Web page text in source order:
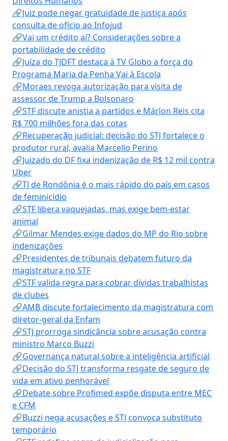
🔗Juiz pode negar gratuidade de justiça após
consulta de ofício ao Infojud
🔗Vai um crédito aí? Considerações sobre a
portabilidade de crédito
🔗Juíza do TJDFT destaca à TV Globo a força do
Programa Maria da Penha Vai à Escola
🔗Moraes revoga autorização para visita de
assessor de Trump a Bolsonaro
🔗STF discute anistia a partidos e Márlon Reis cita
R$ 700 milhões fora das cotas
🔗Recuperação judicial: decisão do STJ fortalece o
produtor rural, avalia Marcello Perino
🔗Juizado do DF fixa indenização de R$ 12 mil contra
Uber
🔗TJ de Rondônia é o mais rápido do país em casos
de feminicídio
🔗STF libera vaquejadas, mas exige bem-estar
animal
🔗Gilmar Mendes exige dados do MP do Rio sobre
indenizações
🔗Presidentes de tribunais debatem futuro da
magistratura no STF
🔗STF valida regra para cobrar dívidas trabalhistas
de clubes
🔗AMB discute fortalecimento da magistratura com
diretor-geral da Enfam
🔗STJ prorroga sindicância sobre acusação contra
ministro Marco Buzzi
🔗Governança natural sobre a inteligência artificial
🔗Decisão do STJ transforma resgate de seguro de
vida em ativo penhorável
🔗Debate sobre Profimed expõe disputa entre MEC
e CFM
🔗Buzzi nega acusações e STJ convoca substituto
temporário